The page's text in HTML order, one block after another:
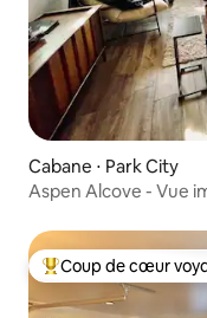
Cabane ⋅ Park City
Aspen Alcove - Vue
Coups de cœur
Coup de cœur